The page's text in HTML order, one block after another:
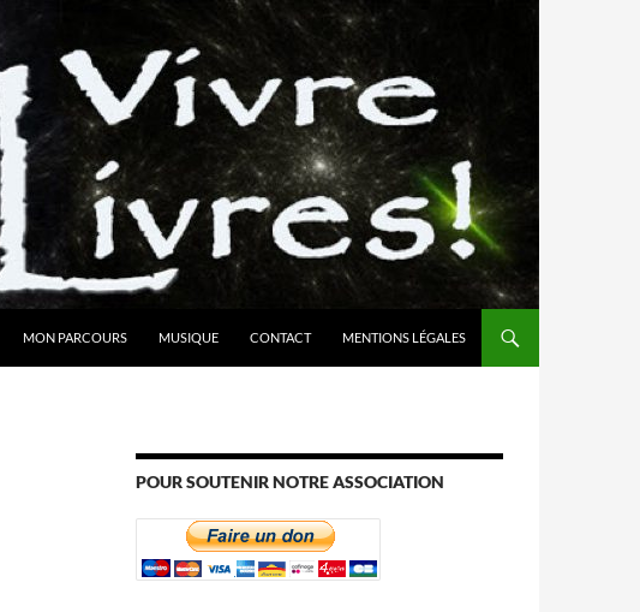
MON PARCOURS MUSIQUE CONTACT MENTIONS LÉGALES
POUR SOUTENIR NOTRE ASSOCIATION